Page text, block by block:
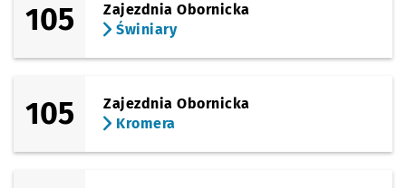
105
Zajezdnia Obornicka
Świniary
105
Zajezdnia Obornicka
Kromera